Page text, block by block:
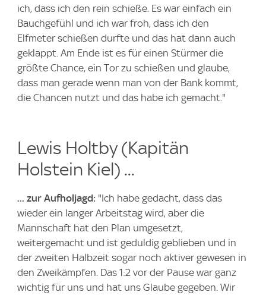
ich, dass ich den rein schieße. Es war einfach ein
Bauchgefühl und ich war froh, dass ich den
Elfmeter schießen durfte und das hat dann auch
geklappt. Am Ende ist es für einen Stürmer die
größte Chance, ein Tor zu schießen und glaube,
dass man gerade wenn man von der Bank kommt,
die Chancen nutzt und das habe ich gemacht."
Lewis Holtby (Kapitän
Holstein Kiel) ...
... zur Aufholjagd: "Ich habe gedacht, dass das
wieder ein langer Arbeitstag wird, aber die
Mannschaft hat den Plan umgesetzt,
weitergemacht und ist geduldig geblieben und in
der zweiten Halbzeit sogar noch aktiver gewesen in
den Zweikämpfen. Das 1:2 vor der Pause war ganz
wichtig für uns und hat uns Glaube gegeben. Wir